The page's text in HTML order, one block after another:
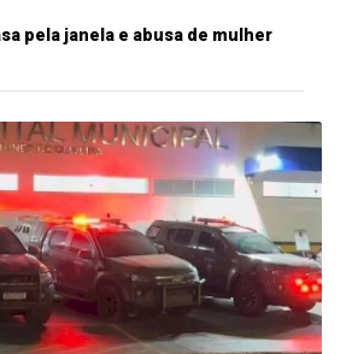
pela janela e abusa de mulher